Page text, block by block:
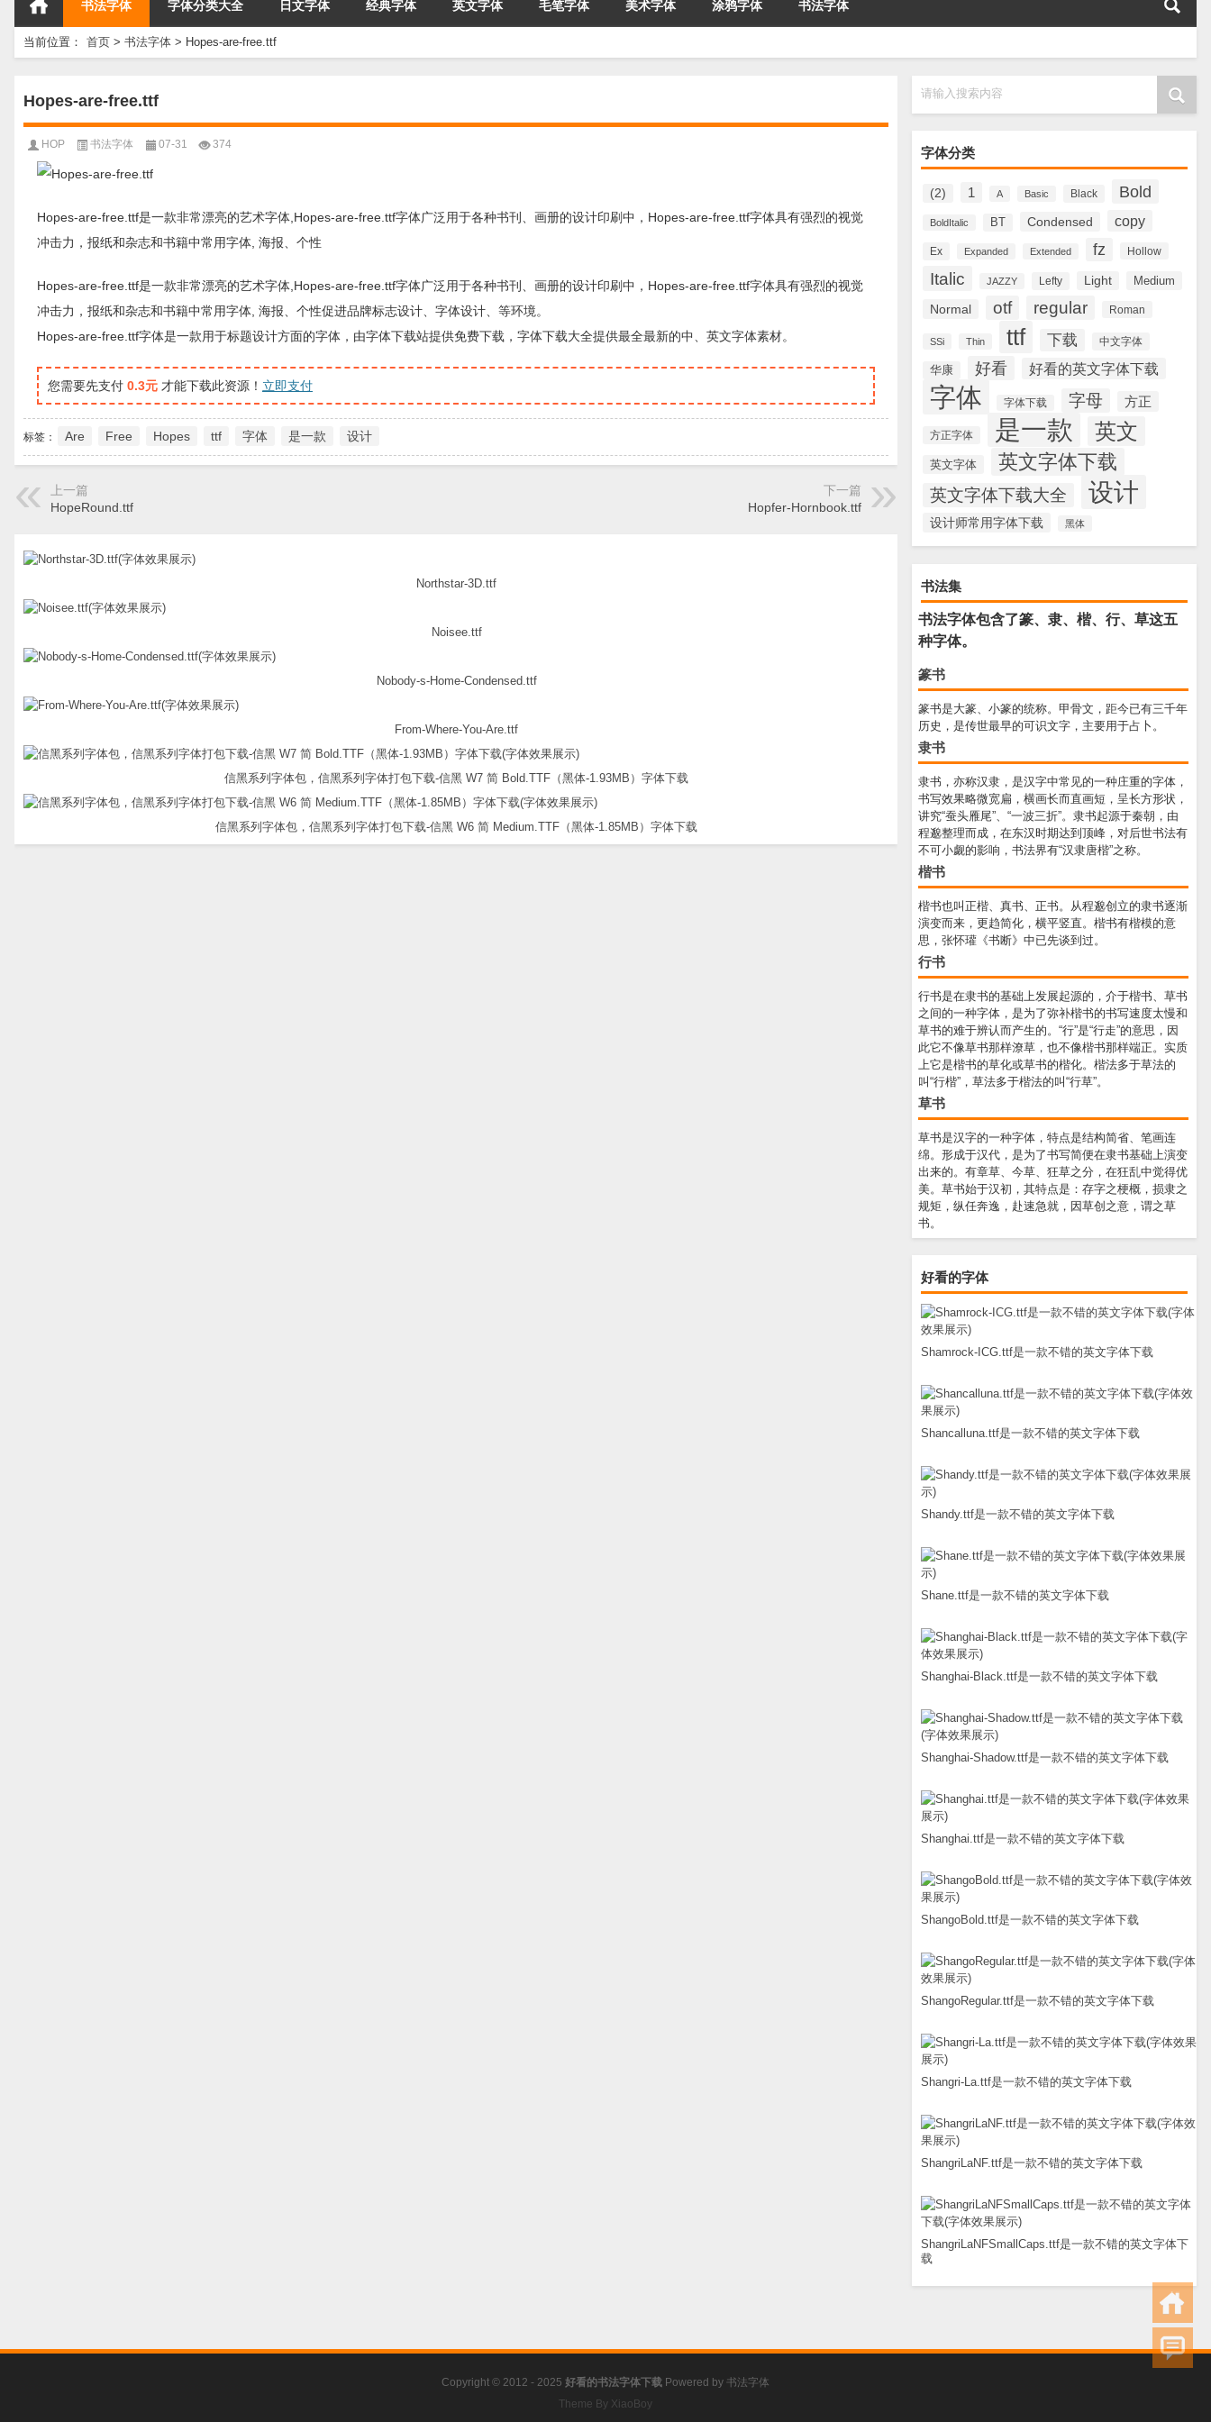
书法字体 字体分类大全 日文字体 经典字体 英文字体 毛笔字体 美术字体 涂鸦字体 书法字体
当前位置： 首页 > 书法字体 > Hopes-are-free.ttf
请输入搜索内容
字体分类
(2) 1 A Basic Black Bold
BoldItalic BT Condensed copy
Ex Expanded Extended fz Hollow
Italic JAZZY Lefty Light Medium
Normal otf regular Roman
SSi Thin ttf 下载 中文字体
华康 好看 好看的英文字体下载
字体 字体下载 字母 方正
方正字体 是一款 英文
英文字体 英文字体下载
英文字体下载大全 设计
设计师常用字体下载 黑体
书法集
书法字体包含了篆、隶、楷、行、草这五
种字体。
篆书
篆书是大篆、小篆的统称。甲骨文，距今已有三千年
历史，是传世最早的可识文字，主要用于占卜。
隶书
隶书，亦称汉隶，是汉字中常见的一种庄重的字体，
书写效果略微宽扁，横画长而直画短，呈长方形状，
讲究“蚕头雁尾”、“一波三折”。隶书起源于秦朝，由
程邈整理而成，在东汉时期达到顶峰，对后世书法有
不可小觑的影响，书法界有“汉隶唐楷”之称。
楷书
楷书也叫正楷、真书、正书。从程邈创立的隶书逐渐
演变而来，更趋简化，横平竖直。楷书有楷模的意
思，张怀瓘《书断》中已先谈到过。
行书
行书是在隶书的基础上发展起源的，介于楷书、草书
之间的一种字体，是为了弥补楷书的书写速度太慢和
草书的难于辨认而产生的。“行”是“行走”的意思，因
此它不像草书那样潦草，也不像楷书那样端正。实质
上它是楷书的草化或草书的楷化。楷法多于草法的
叫“行楷”，草法多于楷法的叫“行草”。
草书
草书是汉字的一种字体，特点是结构简省、笔画连
绵。形成于汉代，是为了书写简便在隶书基础上演变
出来的。有章草、今草、狂草之分，在狂乱中觉得优
美。草书始于汉初，其特点是：存字之梗概，损隶之
规矩，纵任奔逸，赴速急就，因草创之意，谓之草
书。
好看的字体
Shamrock-ICG.ttf是一款不错的英文字体下载
Shancalluna.ttf是一款不错的英文字体下载
Shandy.ttf是一款不错的英文字体下载
Shane.ttf是一款不错的英文字体下载
Shanghai-Black.ttf是一款不错的英文字体下载
Shanghai-Shadow.ttf是一款不错的英文字体下载
Shanghai.ttf是一款不错的英文字体下载
ShangoBold.ttf是一款不错的英文字体下载
ShangoRegular.ttf是一款不错的英文字体下载
Shangri-La.ttf是一款不错的英文字体下载
ShangriLaNF.ttf是一款不错的英文字体下载
ShangriLaNFSmallCaps.ttf是一款不错的英文字体下
载
Hopes-are-free.ttf
HOP 书法字体 07-31 374
Hopes-are-free.ttf是一款非常漂亮的艺术字体,Hopes-are-free.ttf字体广泛用于各种书刊、画册的设计印刷中，Hopes-are-free.ttf字体具有强烈的视觉
冲击力，报纸和杂志和书籍中常用字体, 海报、个性
Hopes-are-free.ttf是一款非常漂亮的艺术字体,Hopes-are-free.ttf字体广泛用于各种书刊、画册的设计印刷中，Hopes-are-free.ttf字体具有强烈的视觉
冲击力，报纸和杂志和书籍中常用字体, 海报、个性促进品牌标志设计、字体设计、等环境。
Hopes-are-free.ttf字体是一款用于标题设计方面的字体，由字体下载站提供免费下载，字体下载大全提供最全最新的中、英文字体素材。
您需要先支付 0.3元 才能下载此资源！ 立即支付
标签： Are Free Hopes ttf 字体 是一款 设计
上一篇
HopeRound.ttf
下一篇
Hopfer-Hornbook.ttf
Northstar-3D.ttf
Noisee.ttf
Nobody-s-Home-Condensed.ttf
From-Where-You-Are.ttf
信黑系列字体包，信黑系列字体打包下载-信黑 W7 简 Bold.TTF（黑体-1.93MB）字体下载
信黑系列字体包，信黑系列字体打包下载-信黑 W6 简 Medium.TTF（黑体-1.85MB）字体下载
Copyright © 2012 - 2025 好看的书法字体下载 Powered by 书法字体
Theme By XiaoBoy